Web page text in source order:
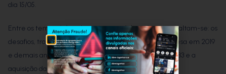
dia 15/05.
Entre os temas debatidos entre os colaboradores, ressaltam-se: os
desafios, transformações e perspectivas para a empresa em 2019
e demais anos, além da listagem da BBM Logística na B3 e a
aquisição da Trainsech.